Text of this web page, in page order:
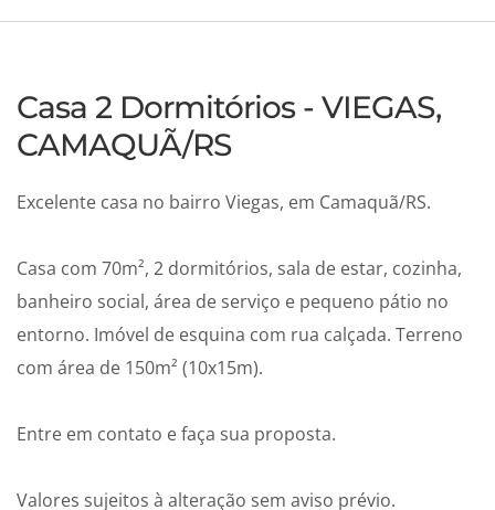
Casa 2 Dormitórios - VIEGAS,
CAMAQUÃ/RS
Excelente casa no bairro Viegas, em Camaquã/RS.
Casa com 70m², 2 dormitórios, sala de estar, cozinha,
banheiro social, área de serviço e pequeno pátio no
entorno. Imóvel de esquina com rua calçada. Terreno
com área de 150m² (10x15m).
Entre em contato e faça sua proposta.
Valores sujeitos à alteração sem aviso prévio.